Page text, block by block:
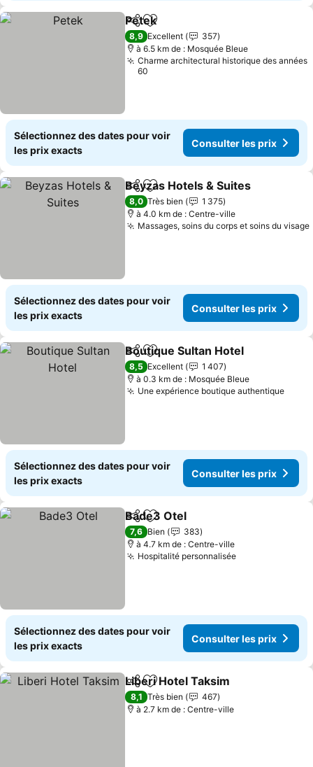
PartagerAjouter à mes favoris
Petek
8,9 Excellent
357
à 6.5 km de : Mosquée Bleue
Charme architectural historique des années
60
Sélectionnez des dates pour voir
les prix exacts
Consulter les prix
PartagerAjouter à mes favoris
Beyzas Hotels & Suites
8,0 Très bien
1 375
à 4.0 km de : Centre-ville
Massages, soins du corps et soins du visage
Sélectionnez des dates pour voir
les prix exacts
Consulter les prix
PartagerAjouter à mes favoris
Boutique Sultan Hotel
8,5 Excellent
1 407
à 0.3 km de : Mosquée Bleue
Une expérience boutique authentique
Sélectionnez des dates pour voir
les prix exacts
Consulter les prix
PartagerAjouter à mes favoris
Bade3 Otel
7,6 Bien
383
à 4.7 km de : Centre-ville
Hospitalité personnaliséeConsulter les
Sélectionnez des dates pour voir
les prix exacts
Consulter les prix
PartagerAjouter à mes favoris
Liberi Hotel Taksim
8,1 Très bien
467
à 2.7 km de : Centre-ville